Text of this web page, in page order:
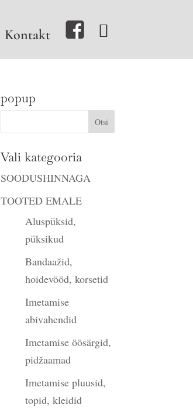
Kontakt
popup
Vali kategooria
SOODUSHINNAGA
TOOTED EMALE
Aluspüksid,
püksikud
Bandaažid,
hoidevööd, korsetid
Imetamise
abivahendid
Imetamise öösärgid,
pidžaamad
Imetamise pluusid,
topid, kleidid